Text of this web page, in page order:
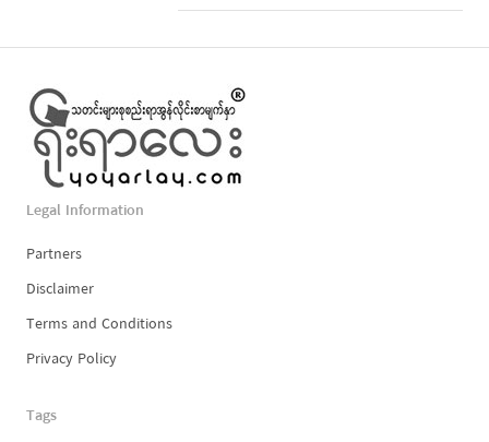
Legal Information
Partners
Disclaimer
Terms and Conditions
Privacy Policy
Tags